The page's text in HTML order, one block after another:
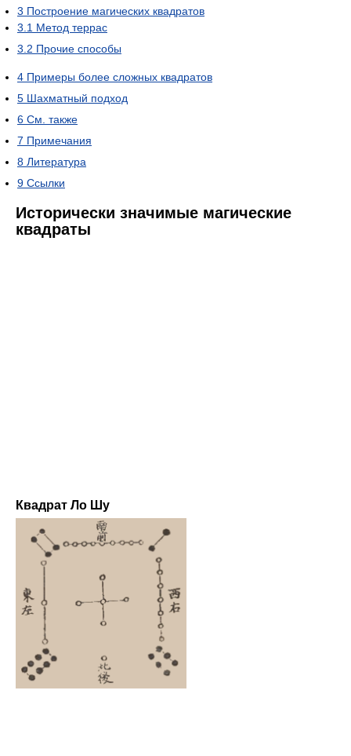
3 Построение магических квадратов
3.1 Метод террас
3.2 Прочие способы
4 Примеры более сложных квадратов
5 Шахматный подход
6 См. также
7 Примечания
8 Литература
9 Ссылки
Исторически значимые магические
квадраты
Квадрат Ло Шу